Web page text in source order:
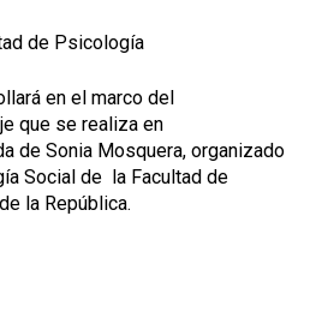
de Psicología
en el marco del
que se realiza en
de Sonia Mosquera, organizado
Social de la Facultad de
la República.